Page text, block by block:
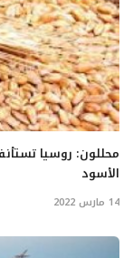
محللون: روسيا
الأسود
14 مارس 2022